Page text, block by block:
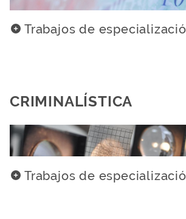
Trabajos de
CRIMINALÍSTICA
Trabajos de